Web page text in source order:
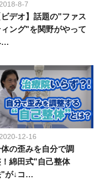
8-7
ビデオ】話題の"ファス
ィング"を関野がやって
…
12-16
の歪みを自分で調
綿田式"自己整体
"が↓コ…